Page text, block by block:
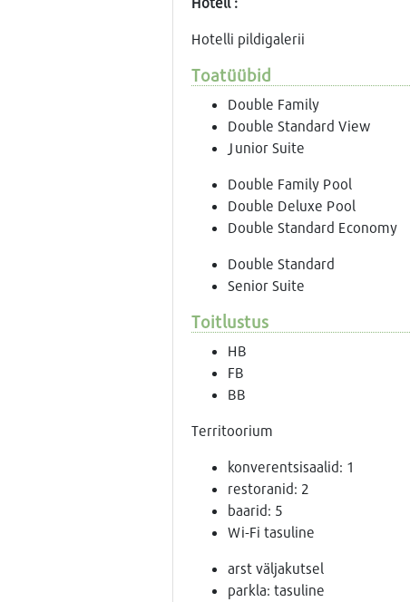
Hotelli pildigalerii
Toatüübid
Double Family
Double Standard View
Junior Suite
Double Family Pool
Double Deluxe Pool
Double Standard Economy
Double Standard
Senior Suite
Toitlustus
HB
FB
BB
Territoorium
konverentsisaalid: 1
restoranid: 2
baarid: 5
Wi-Fi tasuline
arst väljakutsel
parkla: tasuline